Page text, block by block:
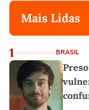
Mais Lidas
1 BRASIL